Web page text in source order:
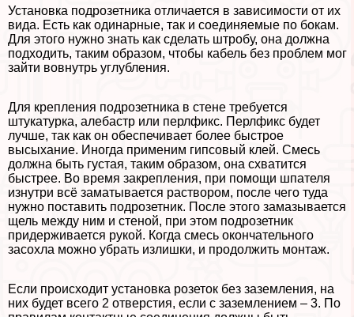
Установка подрозетника отличается в зависимости от их
вида. Есть как одинарные, так и соединяемые по бокам.
Для этого нужно знать как сделать штробу, она должна
подходить, таким образом, чтобы кабель без проблем мог
зайти вовнутрь углубления.
Для крепления подрозетника в стене требуется
штукатурка, алебастр или перлфикс. Перлфикс будет
лучше, так как он обеспечивает более быстрое
высыхание. Иногда применим гипсовый клей. Смесь
должна быть густая, таким образом, она схватится
быстрее. Во время закрепления, при помощи шпателя
изнутри всё заматывается раствором, после чего туда
нужно поставить подрозетник. После этого замазывается
щель между ним и стеной, при этом подрозетник
придерживается рукой. Когда смесь окончательного
засохла можно убрать излишки, и продолжить монтаж.
Если происходит установка розеток без заземления, на
них будет всего 2 отверстия, если с заземлением – 3. По